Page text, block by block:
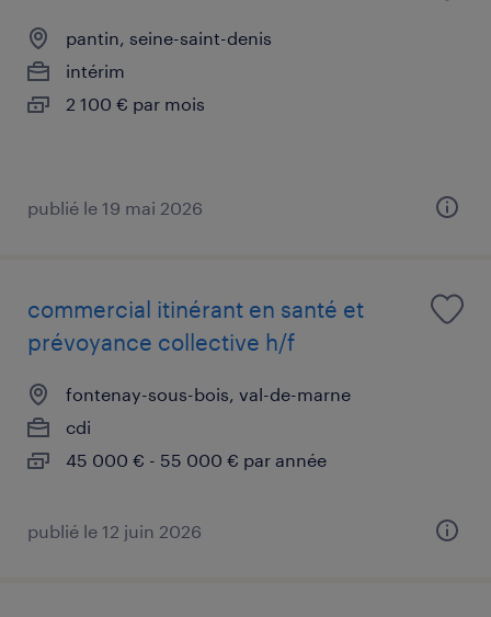
pantin, seine-saint-denis
intérim
2 100 € par mois
publié le 19 mai 2026
commercial itinérant en santé et
prévoyance collective h/f
fontenay-sous-bois, val-de-marne
cdi
45 000 € - 55 000 € par année
publié le 12 juin 2026